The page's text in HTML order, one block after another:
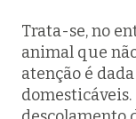
Trata-se, no
animal que
atenção é
domesticáveis.